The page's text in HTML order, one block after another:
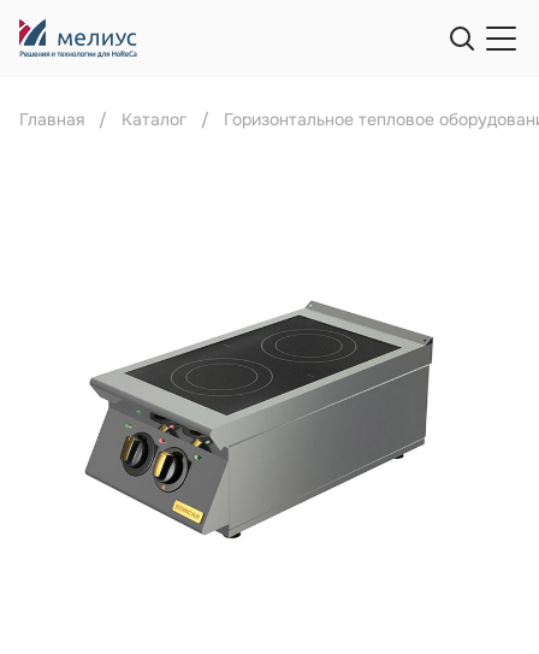
Главная Каталог Горизонтальное тепловое